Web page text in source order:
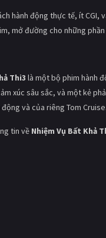
hành động thực tế, ít CGI,
mở đường cho những
Thi3 là một bộ phim hành
xúc sâu sắc, và một kẻ
và của riêng Tom Cruise.
tin về Nhiệm Vụ Bất Khả